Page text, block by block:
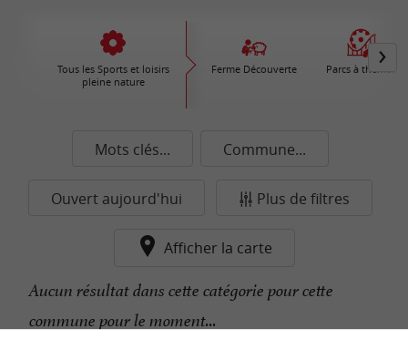
Tous les Sports et loisirs
pleine nature
Ferme Découverte Parcs à thèmes
Mots clés... Commune...
Ouvert aujourd'hui Plus de filtres
Afficher la carte
Aucun résultat dans cette catégorie pour cette
commune pour le moment...